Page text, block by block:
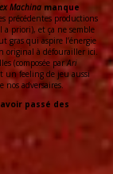
Machina manque
précédentes productions
a priori), et ça ne semble
gras qui aspire l’énergie
original à défourailler ici.
(composée parAri
un feeling de jeu aussi
adversaires.
passé des